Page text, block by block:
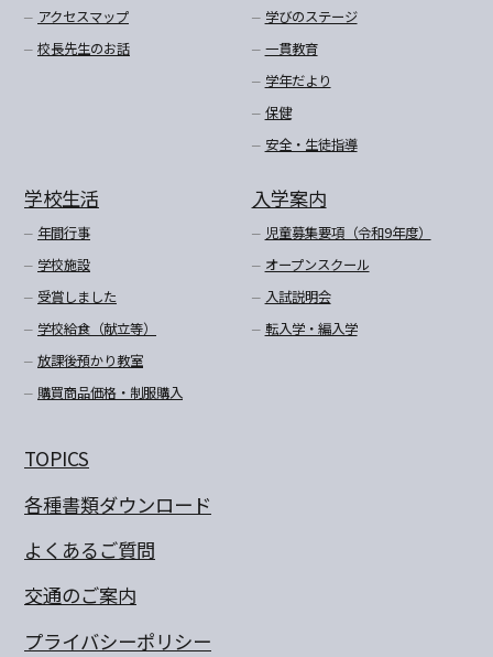
アクセスマップ
校長先生のお話
学びのステージ
一貫教育
学年だより
保健
安全・生徒指導
学校生活
年間行事
学校施設
受賞しました
学校給食（献立等）
放課後預かり教室
購買商品価格・制服購入
入学案内
児童募集要項（令和9年度）
オープンスクール
入試説明会
転入学・編入学
TOPICS
各種書類ダウンロード
よくあるご質問
交通のご案内
プライバシーポリシー